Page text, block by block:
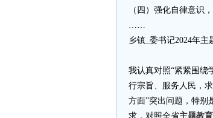
（四）强化自律意识
……
乡镇_委书记2024年
我认真对照“紧紧围绕
行宗旨、服务人民，
方面”突出问题，特别
求，对照全省主题教育